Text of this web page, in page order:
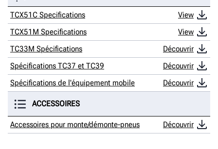
TCX51C Specifications
View
TCX51M Specifications
View
TC33M Spécifications
Découvrir
Spécifications TC37 et TC39
Découvrir
Spécifications de l'équipement mobile
Découvrir
ACCESSOIRES
Accessoires pour monte/démonte-pneus Découvrir